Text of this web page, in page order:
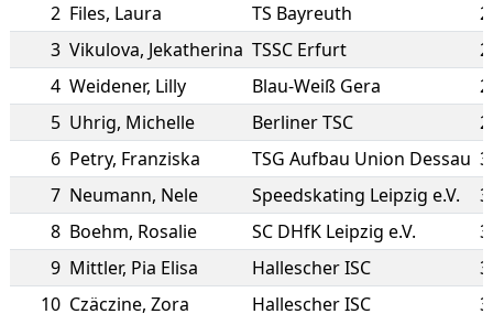
2 Files, Laura TS Bayreuth
3 Vikulova, Jekatherina TSSC Erfurt
4 Weidener, Lilly Blau-Weiß Gera
5 Uhrig, Michelle Berliner TSC
6 Petry, Franziska TSG Aufbau Union Dessau
7 Neumann, Nele Speedskating Leipzig e.V.
8 Boehm, Rosalie SC DHfK Leipzig e.V.
9 Mittler, Pia Elisa Hallescher ISC
10 Czäczine, Zora Hallescher ISC